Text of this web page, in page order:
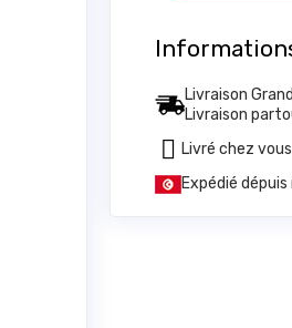
Livraison
Livraison
Expédié
Livré chez